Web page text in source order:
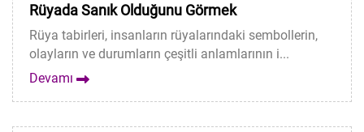
Rüyada Sanık Olduğunu Görmek
Rüya tabirleri, insanların rüyalarındaki sembollerin,
olayların ve durumların çeşitli anlamlarının i...
Devamı